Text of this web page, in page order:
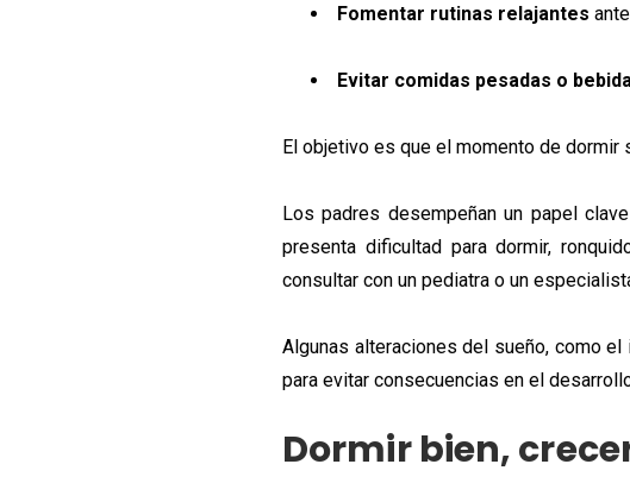
Fomentar rutinas relajantes
Evitar comidas pesadas o
El objetivo es que el momento de dormir
Los padres desempeñan un papel
presenta dificultad para dormir,
consultar con un pediatra o un
Algunas alteraciones del sueño, como
para evitar consecuencias en el
Dormir bien,